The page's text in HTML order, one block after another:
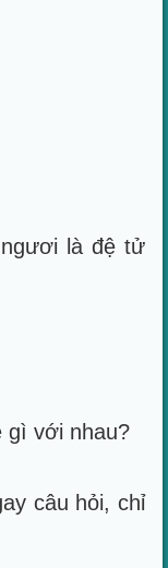
là đệ tử
gì với nhau?
câu hỏi, chỉ